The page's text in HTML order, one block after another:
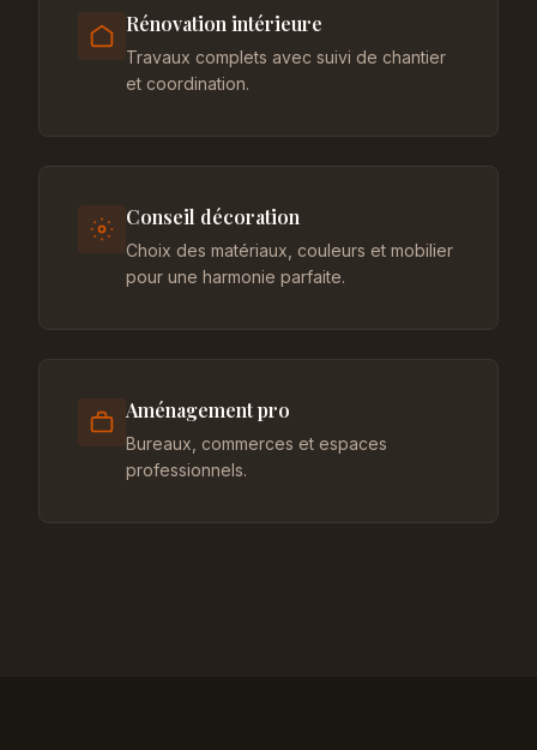
Rénovation intérieure
Travaux complets avec suivi de chantier
et coordination.
Conseil décoration
Choix des matériaux, couleurs et mobilier
pour une harmonie parfaite.
Aménagement pro
Bureaux, commerces et espaces
professionnels.